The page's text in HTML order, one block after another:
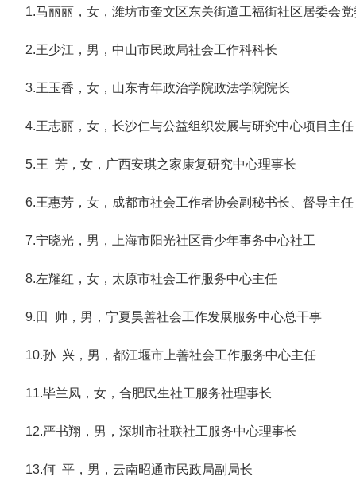
1.马丽丽，女，潍坊市奎文区东关街道工福街社区居委会
2.王少江，男，中山市民政局社会工作科科长
3.王玉香，女，山东青年政治学院政法学院院长
4.王志丽，女，长沙仁与公益组织发展与研究中心项目主任
5.王 芳，女，广西安琪之家康复研究中心理事长
6.王惠芳，女，成都市社会工作者协会副秘书长、督导主任
7.宁晓光，男，上海市阳光社区青少年事务中心社工
8.左耀红，女，太原市社会工作服务中心主任
9.田 帅，男，宁夏昊善社会工作发展服务中心总干事
10.孙 兴，男，都江堰市上善社会工作服务中心主任
11.毕兰凤，女，合肥民生社工服务社理事长
12.严书翔，男，深圳市社联社工服务中心理事长
13.何 平，男，云南昭通市民政局副局长